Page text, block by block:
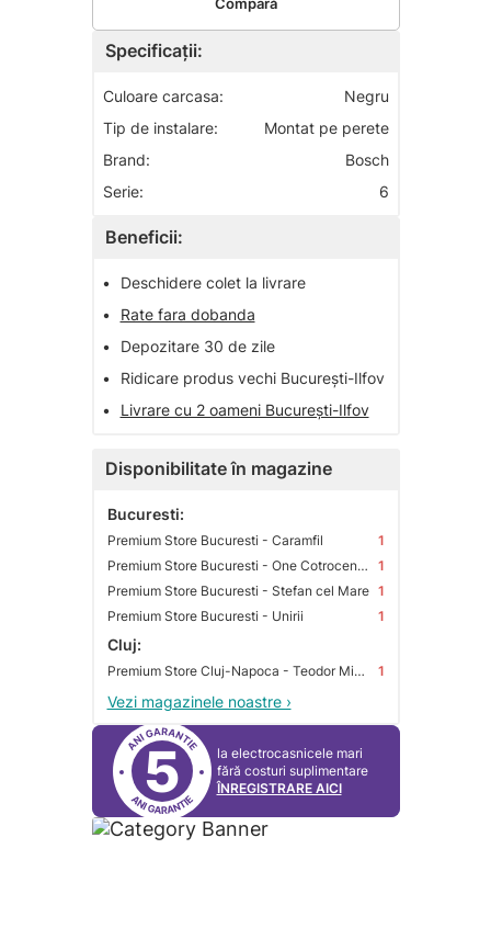
Specificații:
Culoare carcasa:
Negru
Tip de instalare:
Montat pe perete
Brand:
Bosch
Serie:
6
Beneficii:
•
Deschidere colet la livrare
•
Rate fara dobanda
•
Depozitare 30 de zile
•
Ridicare produs vechi București-Ilfov
•
Livrare cu 2 oameni București-Ilfov
Disponibilitate în magazine
Bucuresti:
Premium Store Bucuresti - Caramfil
1
Premium Store Bucuresti - One Cotroceni Park
1
Premium Store Bucuresti - Stefan cel Mare 1
Premium Store Bucuresti - Unirii
1
Cluj:
Premium Store Cluj-Napoca - Teodor Mihali 1
Vezi magazinele noastre ›
5
la electrocasnicele mari
fără costuri suplimentare
ÎNREGISTRARE AICI